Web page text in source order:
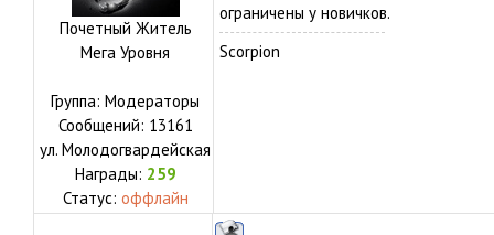
Почетный Житель
Мега Уровня
Группа: Модераторы
Сообщений: 13161
ул. Молодогвардейская
Награды: 259
Статус: оффлайн
ограничены у новичков.
Scorpion